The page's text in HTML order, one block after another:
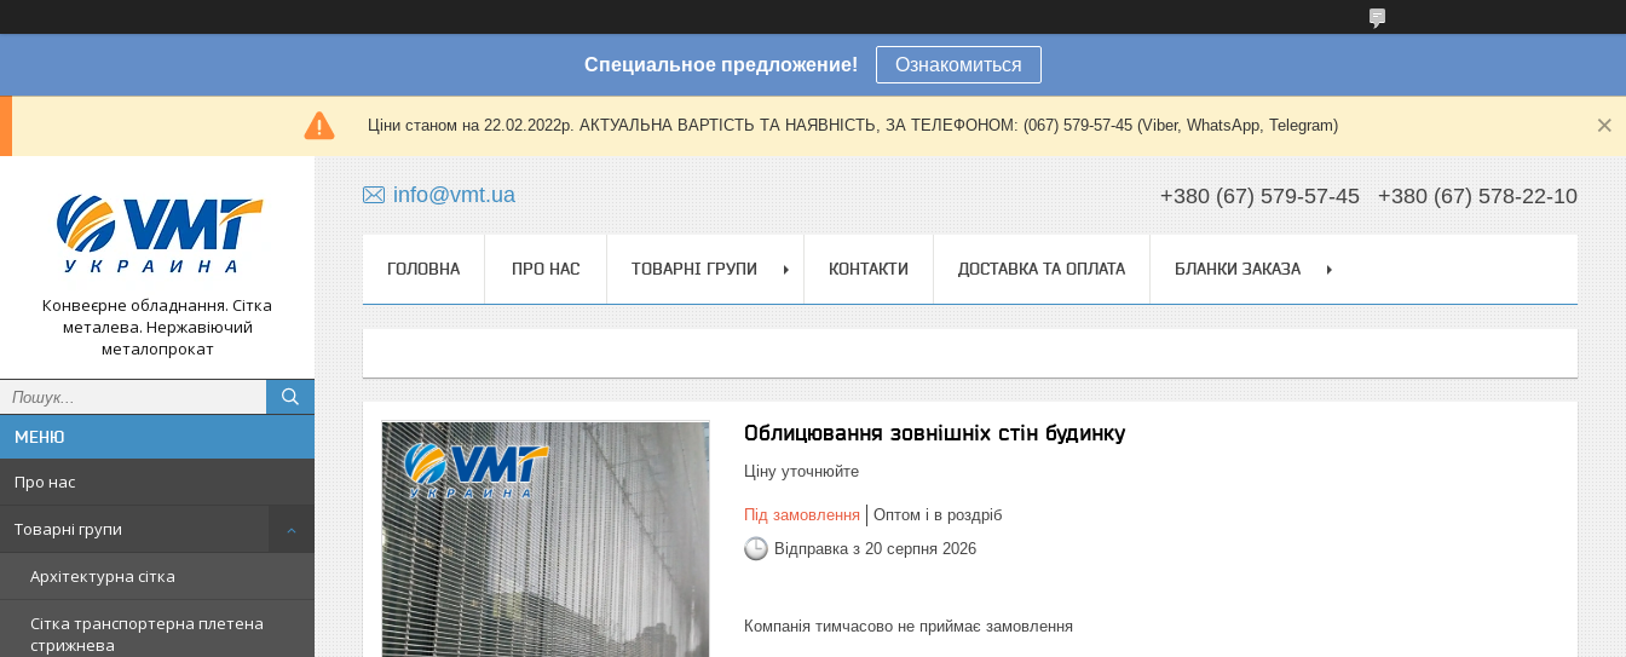
Специальное предложение! Ознакомиться
Ціни станом на 22.02.2022р. АКТУАЛЬНА ВАРТІСТЬ ТА НАЯВНІСТЬ, ЗА ТЕЛЕФОНОМ: (067) 579-57-45 (Viber, WhatsApp, Telegram)
Конвеєрне обладнання. Сітка
металева. Нержавіючий
металопрокат
Про нас
Товарні групи
Архітектурна сітка
Сітка транспортерна плетена
стрижнева
info@vmt.ua +380 (67) 579-57-45 +380 (67) 578-22-10
ГОЛОВНА ПРО НАС ТОВАРНІ ГРУПИ КОНТАКТИ ДОСТАВКА ТА ОПЛАТА БЛАНКИ ЗАКАЗА
Облицювання зовнішніх стін будинку
Ціну уточнюйте
Під замовлення
Оптом і в роздріб
Відправка з 20 серпня 2026
Компанія тимчасово не приймає замовлення